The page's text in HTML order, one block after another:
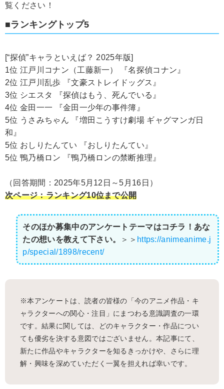
覧ください！
■ランキングトップ5
[“探偵”キャラといえば？ 2025年版]
1位 江戸川コナン（工藤新一） 『名探偵コナン』
2位 江戸川乱歩 『文豪ストレイドッグス』
3位 シエスタ 『探偵はもう、死んでいる』
4位 金田一一 『金田一少年の事件簿』
5位 うさみちゃん 『増田こうすけ劇場 ギャグマンガ日
和』
5位 おしりたんてい 『おしりたんてい』
5位 鴨乃橋ロン 『鴨乃橋ロンの禁断推理』
（回答期間：2025年5月12日～5月16日）
次ページ：ランキング10位まで公開
そのほか募集中のアンケートテーマはコチラ！あな
たの想いを教えて下さい。
＞＞ https://animeanime.j
p/special/1898/recent/
※本アンケートは、読者の皆様の「今のアニメ作品・キ
ャラクターへの関心・注目」にまつわる意識調査の一環
です。結果に関しては、どのキャラクター・作品につい
ても優劣を決する意図ではございません。本記事にて、
新たに作品やキャラクターを知るきっかけや、さらに理
解・興味を深めていただく一翼を担えれば幸いです。